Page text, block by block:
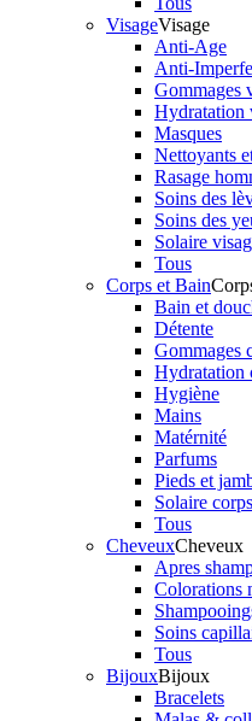
VisageVisage
Anti-Age
Anti-
Gommages
Hydratation
Masques
Nettoyants
Rasage
Soins des
Soins des
Solaire
Tous
Corps et Bain
Bain et
Détente
Gommages
Hydratation
Hygiène
Mains
Matérnité
Parfums
Pieds et
Solaire corps
Tous
CheveuxCheveux
Apres
Colorations
Soins
Tous
BijouxBijoux
Bracelets